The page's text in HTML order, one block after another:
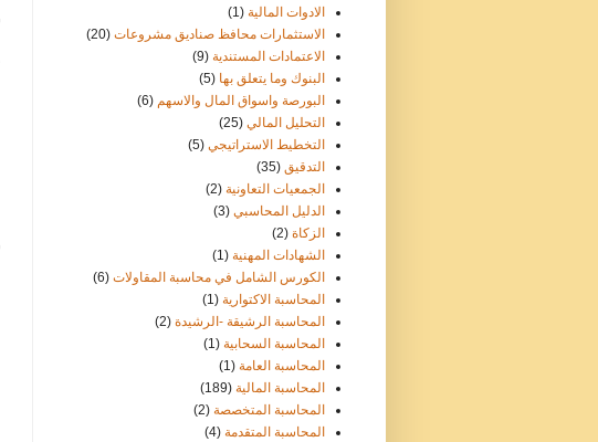
الادوات المالية (1)
الاستثمارات محافظ صناديق مشروعات (20)
الاعتمادات المستندية (9)
البنوك وما يتعلق بها (5)
البورصة واسواق المال والاسهم (6)
التحليل المالي (25)
التخطيط الاستراتيجي (5)
التدقيق (35)
الجمعيات التعاونية (2)
الدليل المحاسبي (3)
الزكاة (2)
الشهادات المهنية (1)
الكورس الشامل في محاسبة المقاولات (6)
المحاسبة الاكتوارية (1)
المحاسبة الرشيقة -الرشيدة (2)
المحاسبة السحابية (1)
المحاسبة العامة (1)
المحاسبة المالية (189)
المحاسبة المتخصصة (2)
المحاسبة المتقدمة (4)